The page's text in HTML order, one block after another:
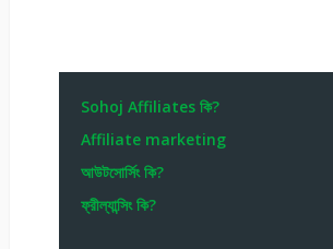
Sohoj Affiliates কি?
Affiliate marketing
আউটসোর্সিং কি?
ফ্রীল্যান্সিং কি?